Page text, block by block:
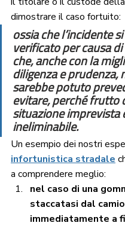
dimostrare il caso fortuito:
ossia che l’incidente
verificato per causa
che, anche con la
diligenza e prudenza,
sarebbe potuto
evitare, perché frutto
situazione imprevista
ineliminabile.
Un esempio dei nostri
infortunistica stradale
a comprendere meglio:
nel caso di una
staccatasi dal
immediatamente a